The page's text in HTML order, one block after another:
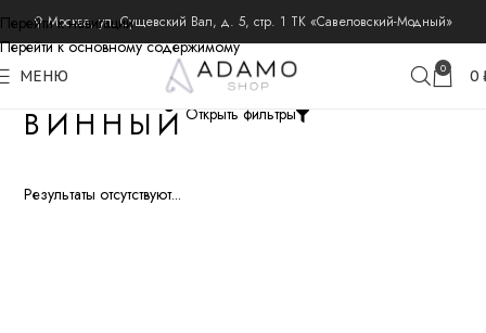
Перейти к навигации
Перейти к основному содержимому
⚲ Москва, ул. Сущевский Вал, д. 5, стр. 1 ТК «Савеловский-Модный»
МЕНЮ 0 0
ВИННЫЙОткрыть фильтры
Результаты отсутствуют...